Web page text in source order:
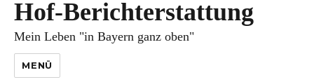
Hof-Berichterstattung
Mein Leben "in Bayern ganz oben"
MENÜ